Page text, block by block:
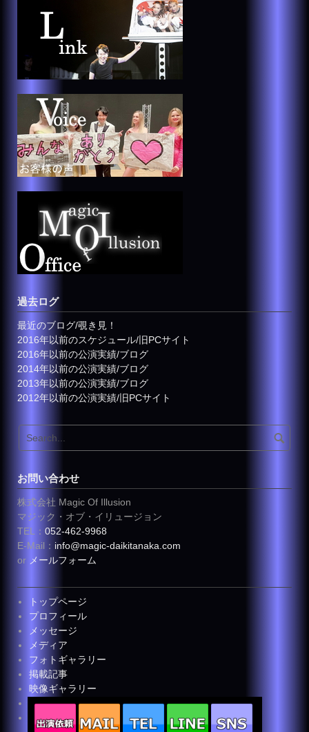
過去ログ
最近のブログ/覗き見！
2016年以前のスケジュール/旧PCサイト
2016年以前の公演実績/ブログ
2014年以前の公演実績/ブログ
2013年以前の公演実績/ブログ
2012年以前の公演実績/旧PCサイト
お問い合わせ
株式会社 Magic Of Illusion
マジック・オブ・イリュージョン
TEL： 052-462-9968
E-Mail： info@magic-daikitanaka.com
or メールフォーム
トップページ
プロフィール
メッセージ
メディア
フォトギャラリー
掲載記事
映像ギャラリー
お客様の声
お問い合わせ